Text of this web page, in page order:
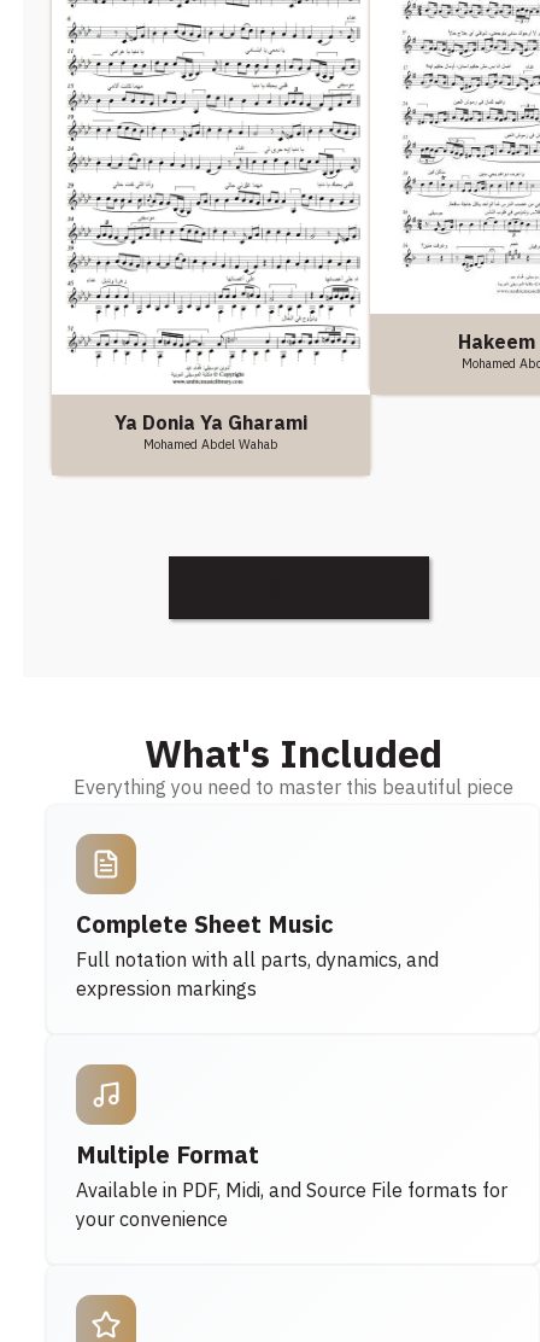
Ya Donia Ya Gharami
Mohamed Abdel Wahab
Mohamed
What's Included
Everything you need to master this beautiful piece
Complete Sheet Music
Full notation with all parts, dynamics, and
expression markings
Multiple Format
Available in PDF, Midi, and Source File formats for
your convenience